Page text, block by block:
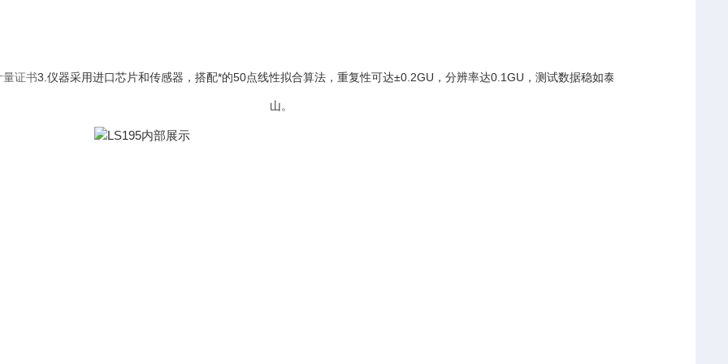
量证书3.仪器采用进口芯片和传感器，搭配*的50点线性拟合算法，重复性可达±0.2GU，分辨率达0.1GU，测试数据稳如泰
山。